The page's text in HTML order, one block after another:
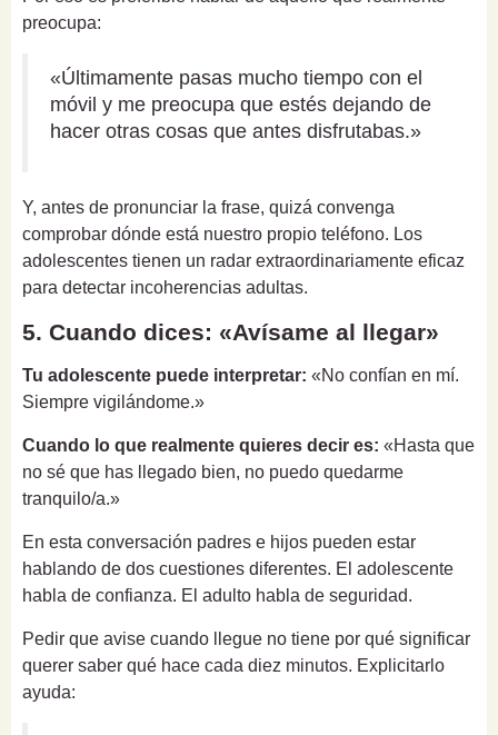
preocupa:
«Últimamente pasas mucho tiempo con el
móvil y me preocupa que estés dejando de
hacer otras cosas que antes disfrutabas.»
Y, antes de pronunciar la frase, quizá convenga
comprobar dónde está nuestro propio teléfono. Los
adolescentes tienen un radar extraordinariamente eficaz
para detectar incoherencias adultas.
5. Cuando dices: «Avísame al llegar»
Tu adolescente puede interpretar: «No confían en mí.
Siempre vigilándome.»
Cuando lo que realmente quieres decir es: «Hasta que
no sé que has llegado bien, no puedo quedarme
tranquilo/a.»
En esta conversación padres e hijos pueden estar
hablando de dos cuestiones diferentes. El adolescente
habla de confianza. El adulto habla de seguridad.
Pedir que avise cuando llegue no tiene por qué significar
querer saber qué hace cada diez minutos. Explicitarlo
ayuda: